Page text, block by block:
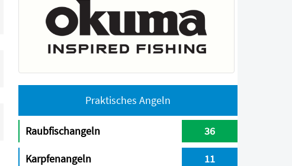
Praktisches Angeln
Raubfischangeln 36
Karpfenangeln 11